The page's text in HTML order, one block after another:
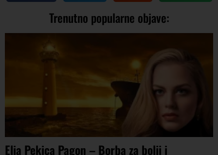
Trenutno popularne objave:
Elia Pekica Pagon – Borba za bolji i